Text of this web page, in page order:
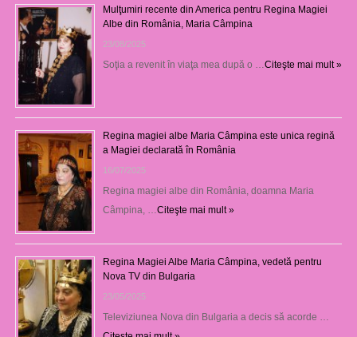
Mulţumiri recente din America pentru Regina Magiei
Albe din România, Maria Câmpina
23/08/2025
Soţia a revenit în viaţa mea după o … Citeşte mai mult »
Regina magiei albe Maria Câmpina este unica regină
a Magiei declarată în România
16/07/2025
Regina magiei albe din România, doamna Maria
Câmpina, … Citeşte mai mult »
Regina Magiei Albe Maria Câmpina, vedetă pentru
Nova TV din Bulgaria
23/05/2025
Televiziunea Nova din Bulgaria a decis să acorde …